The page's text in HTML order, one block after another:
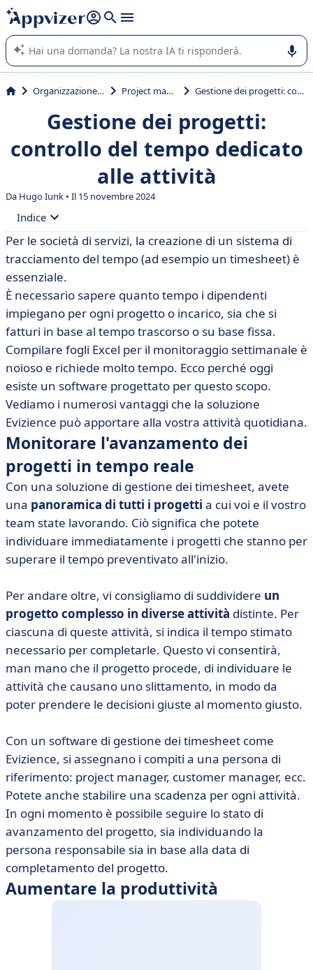
righe con
shift + enter
L'IA di Appvizer vi guida nell'utilizzo o nella scelta di un
software SaaS per la vostra azienda.
Organizzazione & planning Project management Gestione dei progetti: controllo del tempo dedicato alle attività
Gestione dei progetti:
controllo del tempo dedicato
alle attività
Da Hugo Iunk • Il 15 novembre 2024
Indice
• Monitorare l'avanzamento dei progetti in tempo reale
• Aumentare la produttività
• Ottimizzate i vostri preventivi
Per le società di servizi, la creazione di un sistema di
tracciamento del tempo (ad esempio un timesheet) è
essenziale.
È necessario sapere quanto tempo i dipendenti
impiegano per ogni progetto o incarico, sia che si
fatturi in base al tempo trascorso o su base fissa.
Compilare fogli Excel per il monitoraggio settimanale è
noioso e richiede molto tempo. Ecco perché oggi
esiste un software progettato per questo scopo.
Vediamo i numerosi vantaggi che la soluzione
Evizience può apportare alla vostra attività quotidiana.
Monitorare l'avanzamento dei
progetti in tempo reale
Con una soluzione di gestione dei timesheet, avete
una panoramica di tutti i progetti a cui voi e il vostro
team state lavorando. Ciò significa che potete
individuare immediatamente i progetti che stanno per
superare il tempo preventivato all'inizio.
Per andare oltre, vi consigliamo di suddividere un
progetto complesso in diverse attività distinte. Per
ciascuna di queste attività, si indica il tempo stimato
necessario per completarle. Questo vi consentirà,
man mano che il progetto procede, di individuare le
attività che causano uno slittamento, in modo da
poter prendere le decisioni giuste al momento giusto.
Con un software di gestione dei timesheet come
Evizience, si assegnano i compiti a una persona di
riferimento: project manager, customer manager, ecc.
Potete anche stabilire una scadenza per ogni attività.
In ogni momento è possibile seguire lo stato di
avanzamento del progetto, sia individuando la
persona responsabile sia in base alla data di
completamento del progetto.
Aumentare la produttività